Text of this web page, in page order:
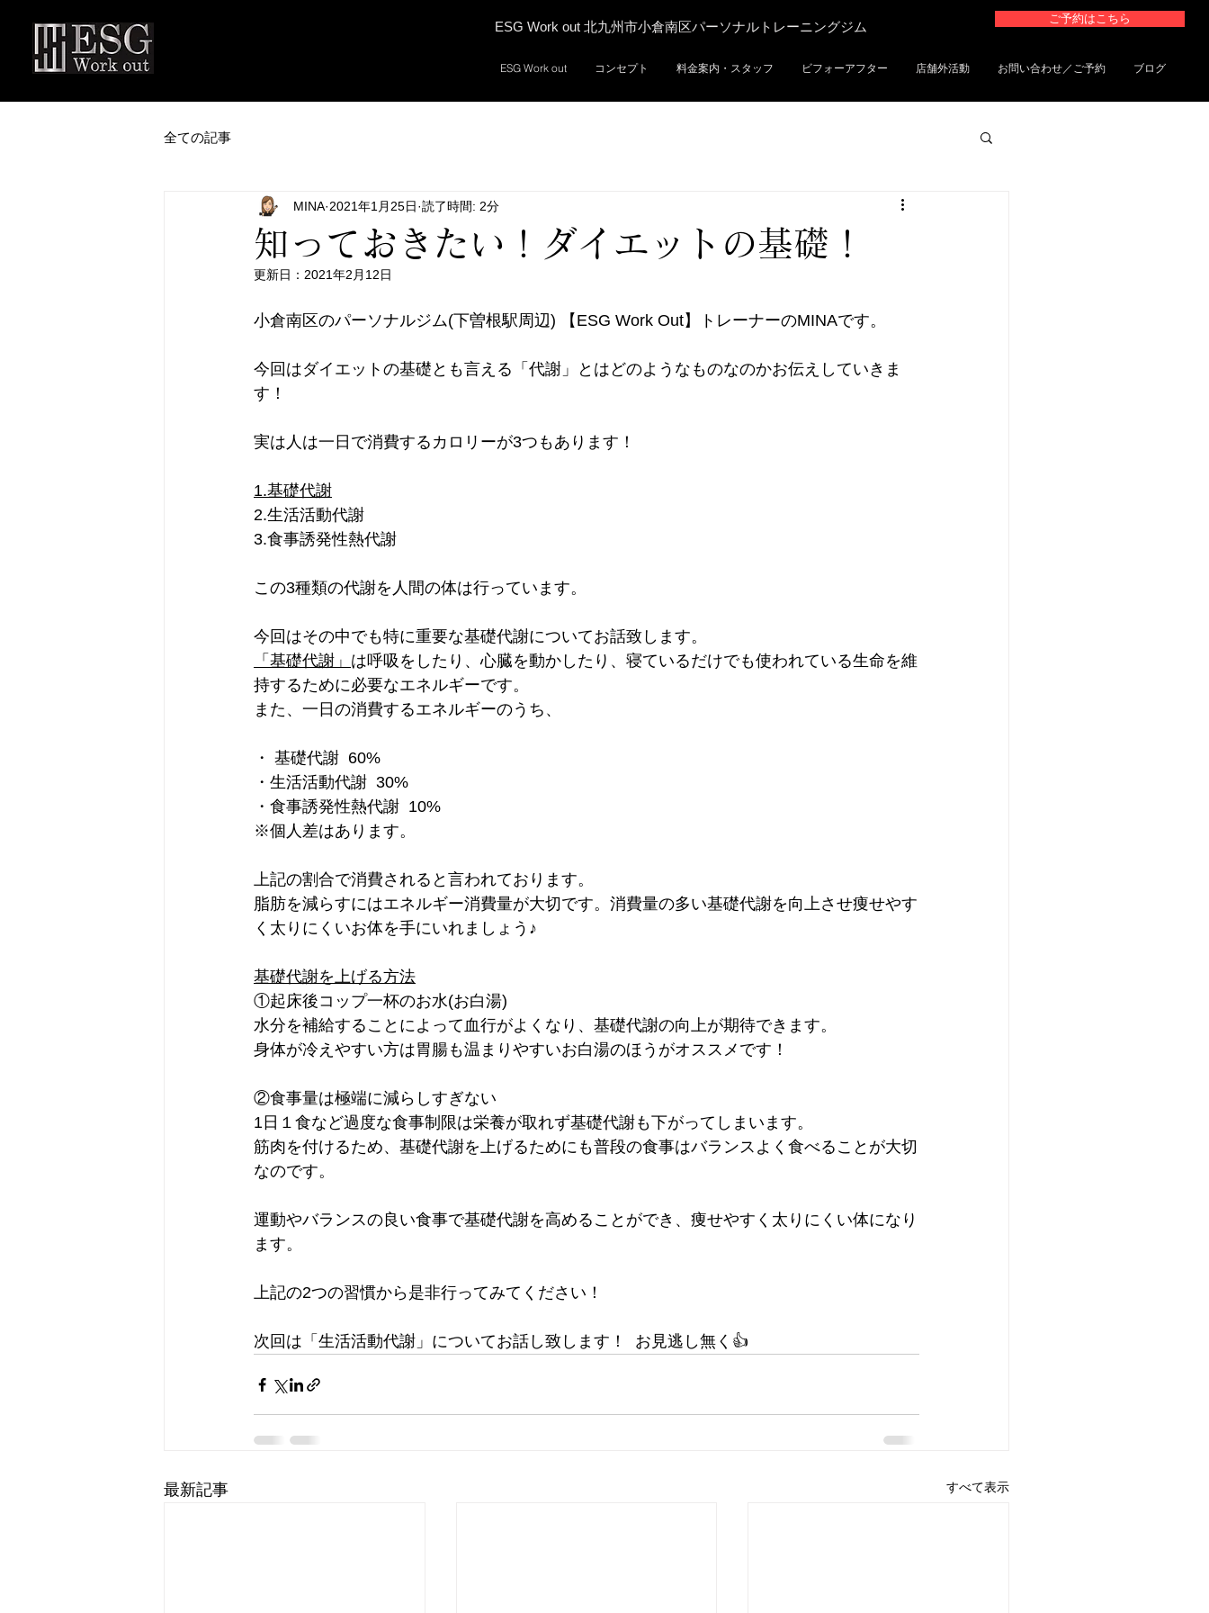
ESG Work out 北九州市小倉南区パーソナルトレーニングジム
ご予約はこちら
ESG Work out コンセプト 料金案内・スタッフ ビフォーアフター 店舗外活動 お問い合わせ／ご予約 ブログ
全ての記事
知っておきたい！ダイエットの基礎！
MINA 2021年1月25日 読了時間: 2分
更新日： 2021年2月12日
小倉南区のパーソナルジム(下曽根駅周辺) 【ESG Work Out】トレーナーのMINAです。
今回はダイエットの基礎とも言える「代謝」とはどのようなものなのかお伝えしていきま
す！
実は人は一日で消費するカロリーが3つもあります！
1.基礎代謝
2.生活活動代謝
3.食事誘発性熱代謝
この3種類の代謝を人間の体は行っています。
今回はその中でも特に重要な基礎代謝についてお話致します。
「基礎代謝」 は呼吸をしたり、心臓を動かしたり、寝ているだけでも使われている生命を維
持するために必要なエネルギーです。
また、一日の消費するエネルギーのうち、
・ 基礎代謝  60%
・生活活動代謝  30%
・食事誘発性熱代謝  10%
※個人差はあります。
上記の割合で消費されると言われております。
脂肪を減らすにはエネルギー消費量が大切です。消費量の多い基礎代謝を向上させ痩せやす
く太りにくいお体を手にいれましょう♪
基礎代謝を上げる方法
①起床後コップ一杯のお水(お白湯)
水分を補給することによって血行がよくなり、基礎代謝の向上が期待できます。
身体が冷えやすい方は胃腸も温まりやすいお白湯のほうがオススメです！
②食事量は極端に減らしすぎない
1日１食など過度な食事制限は栄養が取れず基礎代謝も下がってしまいます。
筋肉を付けるため、基礎代謝を上げるためにも普段の食事はバランスよく食べることが大切
なのです。
運動やバランスの良い食事で基礎代謝を高めることができ、痩せやすく太りにくい体になり
ます。
上記の2つの習慣から是非行ってみてください！
次回は「生活活動代謝」についてお話し致します！  お見逃し無く👍
最新記事 すべて表示